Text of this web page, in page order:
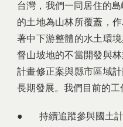
台灣，我們一同居住的
的土地為山林所覆蓋，
著中下游整體的水土環
督山坡地的不當開發與
計畫修正案與縣市區域
長期發展。我們目前的工
● 持續追蹤參與國土計